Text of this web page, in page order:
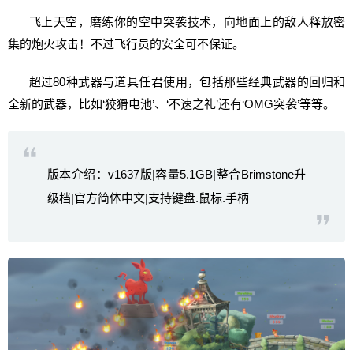
飞上天空，磨练你的空中突袭技术，向地面上的敌人释放密
集的炮火攻击！不过飞行员的安全可不保证。
超过80种武器与道具任君使用，包括那些经典武器的回归和
全新的武器，比如‘狡猾电池’、‘不速之礼’还有‘OMG突袭’等等。
版本介绍：v1637版|容量5.1GB|整合Brimstone升
级档|官方简体中文|支持键盘.鼠标.手柄